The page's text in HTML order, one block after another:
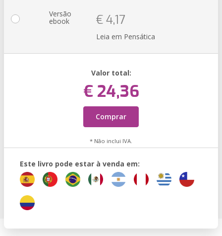
Versão
ebook € 4,17
Leia em Pensática
Valor total:
€ 24,36
Comprar
* Não inclui IVA.
Este livro pode estar à venda em: